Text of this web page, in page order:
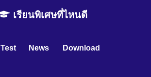
เรียนพิเศษที่ไหนดี
Test News Download